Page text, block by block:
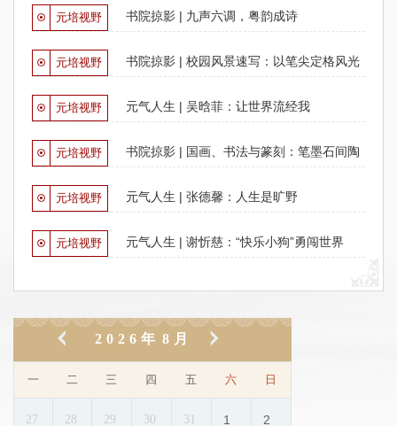
元培视野 书院掠影 | 九声六调，粤韵成诗
元培视野 书院掠影 | 校园风景速写：以笔尖定格风光
元培视野 元气人生 | 吴晗菲：让世界流经我
元培视野 书院掠影 | 国画、书法与篆刻：笔墨石间陶
元培视野 元气人生 | 张德馨：人生是旷野
元培视野 元气人生 | 谢忻慈：“快乐小狗”勇闯世界